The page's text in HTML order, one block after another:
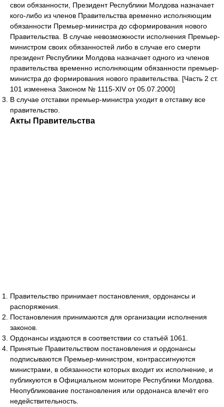
свои обязанности, Президент Республики Молдова назначает
кого-либо из членов Правительства временно исполняющим
обязанности Премьер-министра до сформирования нового
Правительства. В случае невозможности исполнения Премьер-
министром своих обязанностей либо в случае его смерти
президент Республики Молдова назначает одного из членов
правительства временно исполняющим обязанности премьер-
министра до формирования нового правительства. [Часть 2 ст.
101 изменена Законом № 1115-XIV от 05.07.2000]
В случае отставки премьер-министра уходит в отставку все
правительство.
Акты Правительства
Правительство принимает постановления, ордонансы и
распоряжения.
Постановления принимаются для организации исполнения
законов.
Ордонансы издаются в соответствии со статьёй 1061.
Принятые Правительством постановления и ордонансы
подписываются Премьер-министром, контрассигнуются
министрами, в обязанности которых входит их исполнение, и
публикуются в Официальном мониторе Республики Молдова.
Неопубликование постановления или ордонанса влечёт его
недействительность.